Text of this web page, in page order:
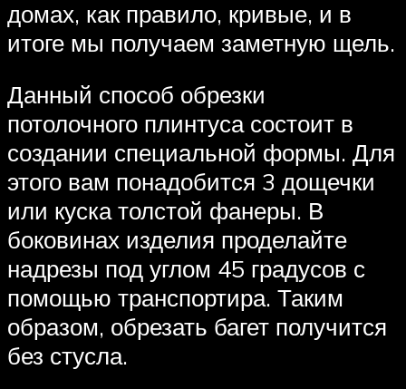
домах, как правило, кривые, и в
итоге мы получаем заметную щель.
Данный способ обрезки
потолочного плинтуса состоит в
создании специальной формы. Для
этого вам понадобится 3 дощечки
или куска толстой фанеры. В
боковинах изделия проделайте
надрезы под углом 45 градусов с
помощью транспортира. Таким
образом, обрезать багет получится
без стусла.